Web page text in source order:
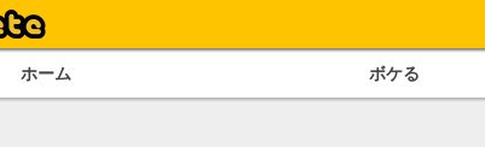
ホーム ボケる